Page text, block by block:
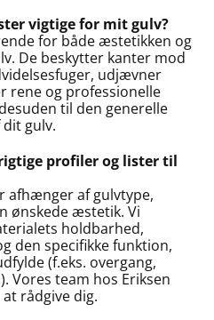
vigtige for mit gulv?
for både æstetikken og
De beskytter kanter mod
udjævner
rene og professionelle
til den generelle
gulv.
profiler og lister til
afhænger af gulvtype,
ønskede æstetik. Vi
holdbarhed,
den specifikke funktion,
(f.eks. overgang,
Vores team hos Eriksen
rådgive dig.